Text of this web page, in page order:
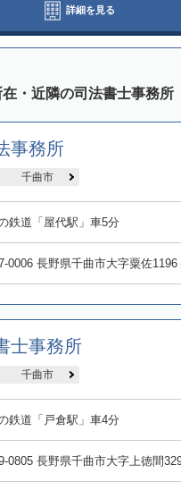
詳細を見る
・近隣の司法書士事務所
事務所
千曲市
鉄道「屋代駅」車5分
0006 長野県千曲市大字粟佐1196
士事務所
千曲市
鉄道「戸倉駅」車4分
0805 長野県千曲市大字上徳間